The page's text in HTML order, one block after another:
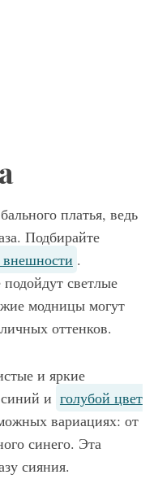
платья, ведь
Подбирайте
внешности .
светлые
модницы могут
оттенков.
и яркие
и голубой цвет
вариациях: от
синего. Эта
сияния.